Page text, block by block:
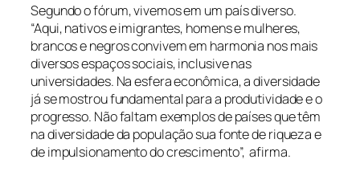
Segundo o fórum, vivemos em um país diverso.
“Aqui, nativos e imigrantes, homens e mulheres,
brancos e negros convivem em harmonia nos mais
diversos espaços sociais, inclusive nas
universidades. Na esfera econômica, a diversidade
já se mostrou fundamental para a produtividade e o
progresso. Não faltam exemplos de países que têm
na diversidade da população sua fonte de riqueza e
de impulsionamento do crescimento”, afirma.